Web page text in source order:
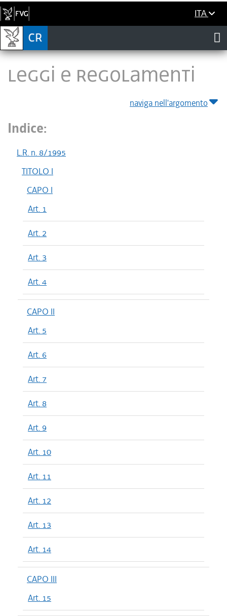
ITA
LEGGI E REGOLAMENTI
naviga nell'argomento
Indice:
L.R. n. 8/1995
TITOLO I
CAPO I
Art. 1
Art. 2
Art. 3
Art. 4
CAPO II
Art. 5
Art. 6
Art. 7
Art. 8
Art. 9
Art. 10
Art. 11
Art. 12
Art. 13
Art. 14
CAPO III
Art. 15